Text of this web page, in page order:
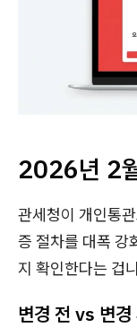
2026년 2
관세청이 개인통
증 절차를 대폭 강
지 확인한다는 겁
변경 전 vs 변경